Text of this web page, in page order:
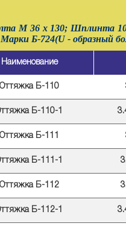
М 36 х 130; Шплинта
Б-724(U - образный
Наименование
Оттяжка Б-110
Б-110-1
Оттяжка Б-111
Б-111-1
Оттяжка Б-112
Б-112-1